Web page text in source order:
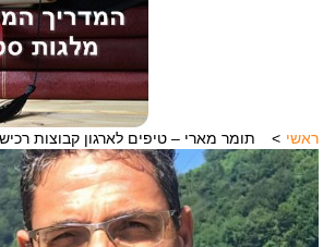
ראשי תומר מארי – טיפים לארגון קבוצות